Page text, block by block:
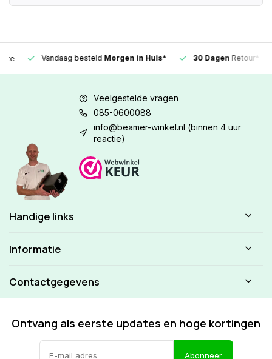
Vandaag besteldMorgen in Huis* 30 DagenRetour*
Veelgestelde vragen
085-0600088
info@beamer-winkel.nl (binnen 4 uur
reactie)
Handige links
Informatie
Contactgegevens
Ontvang als eerste updates en hoge kortingen
Abonneer